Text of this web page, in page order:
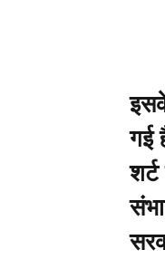
गई